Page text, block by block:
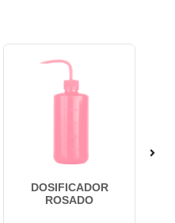
DOSIFICADOR
ROSADO